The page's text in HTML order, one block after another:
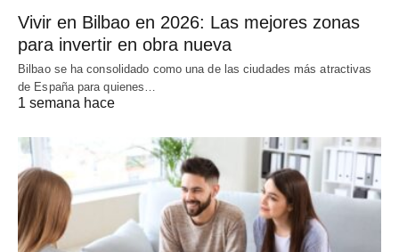
Vivir en Bilbao en 2026: Las mejores zonas
para invertir en obra nueva
Bilbao se ha consolidado como una de las ciudades más atractivas
de España para quienes…
1 semana hace